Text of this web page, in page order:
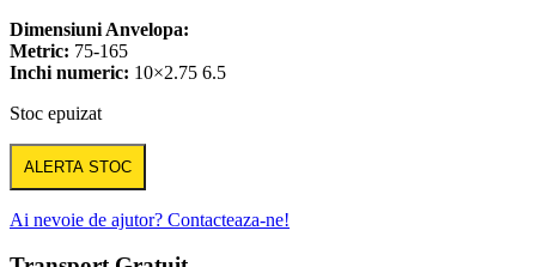
Dimensiuni Anvelopa:
Metric: 75-165
Inchi numeric: 10×2.75 6.5
Stoc epuizat
ALERTA STOC
Ai nevoie de ajutor? Contacteaza-ne!